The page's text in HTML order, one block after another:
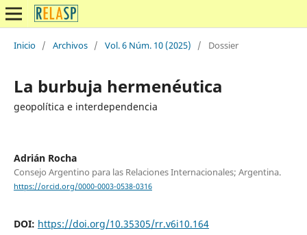
Inicio / Archivos / Vol. 6 Núm. 10 (2025) / Dossier
La burbuja hermenéutica
geopolítica e interdependencia
Adrián Rocha
Consejo Argentino para las Relaciones Internacionales; Argentina.
https://orcid.org/0000-0003-0538-0316
DOI: https://doi.org/10.35305/rr.v6i10.164